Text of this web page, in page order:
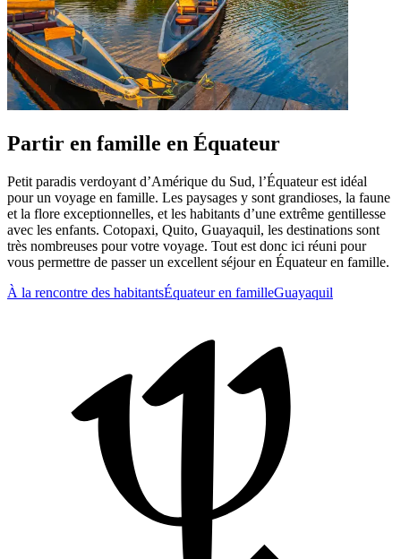
Partir en famille en Équateur
Petit paradis verdoyant d’Amérique du Sud, l’Équateur est idéal
pour un voyage en famille. Les paysages y sont grandioses, la faune
et la flore exceptionnelles, et les habitants d’une extrême gentillesse
avec les enfants. Cotopaxi, Quito, Guayaquil, les destinations sont
très nombreuses pour votre voyage. Tout est donc ici réuni pour
vous permettre de passer un excellent séjour en Équateur en famille.
À la rencontre des habitantsÉquateur en familleGuayaquil